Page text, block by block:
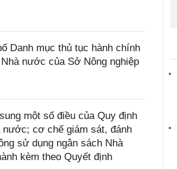
Danh mục thủ tục hành chính
nước của Sở Nông nghiệp
một số điều của Quy định
cơ chế giám sát, đánh
sử dụng ngân sách Nhà
kèm theo Quyết định